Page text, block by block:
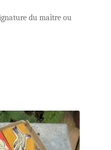
du maître ou